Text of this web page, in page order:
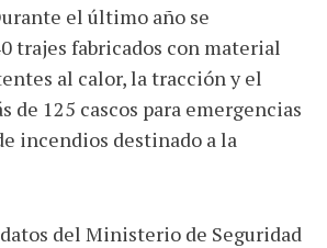
el último año se
trajes fabricados con material
al calor, la tracción y el
de 125 cascos para emergencias
incendios destinado a la
del Ministerio de Seguridad